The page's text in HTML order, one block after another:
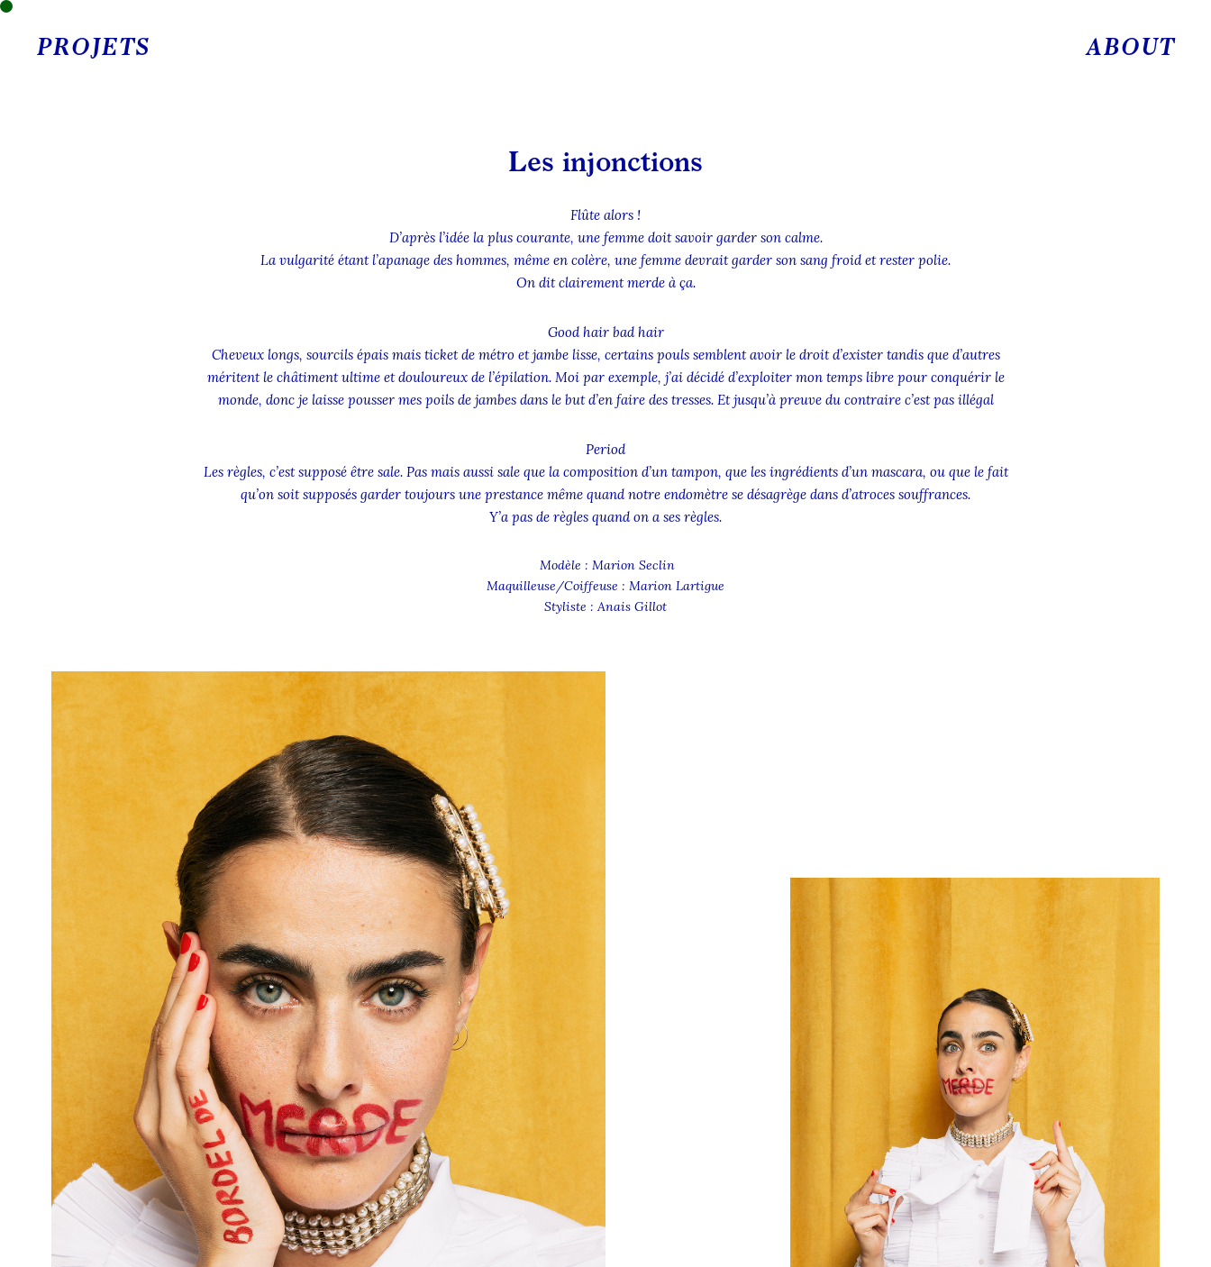
PROJETS ABOUT
Les injonctions
Flûte alors !
D’après l’idée la plus courante, une femme doit savoir garder son calme.
La vulgarité étant l’apanage des hommes, même en colère, une femme devrait garder son sang froid et rester polie.
On dit clairement merde à ça.
Good hair bad hair
Cheveux longs, sourcils épais mais ticket de métro et jambe lisse, certains pouls semblent avoir le droit d’exister tandis que d’autres
méritent le châtiment ultime et douloureux de l’épilation. Moi par exemple, j’ai décidé d’exploiter mon temps libre pour conquérir le
monde, donc je laisse pousser mes poils de jambes dans le but d’en faire des tresses. Et jusqu’à preuve du contraire c’est pas illégal
Period
Les règles, c’est supposé être sale. Pas mais aussi sale que la composition d’un tampon, que les ingrédients d’un mascara, ou que le fait
qu’on soit supposés garder toujours une prestance même quand notre endomètre se désagrège dans d’atroces souffrances.
Y’a pas de règles quand on a ses règles.
Modèle : Marion Seclin
Maquilleuse/Coiffeuse : Marion Lartigue
Styliste : Anais Gillot